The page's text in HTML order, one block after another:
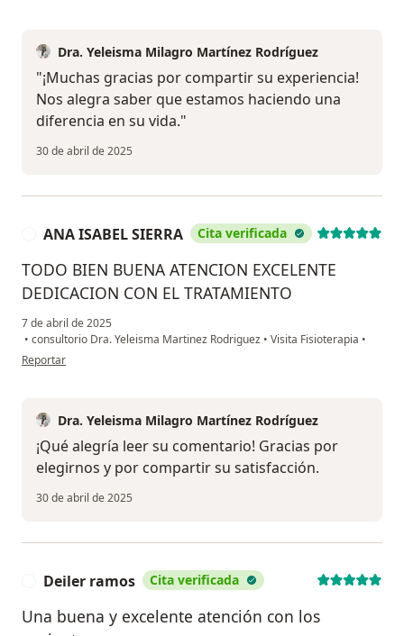
Dra. Yeleisma Milagro Martínez Rodríguez
"¡Muchas gracias por compartir su experiencia!
Nos alegra saber que estamos haciendo una
diferencia en su vida."
30 de abril de 2025
ANA ISABEL SIERRA Cita verificada
TODO BIEN BUENA ATENCION EXCELENTE
DEDICACION CON EL TRATAMIENTO
7 de abril de 2025
• consultorio Dra. Yeleisma Martinez Rodriguez • Visita Fisioterapia •
en opinión del usuario ANA ISABEL SIERRA
Reportar
Dra. Yeleisma Milagro Martínez Rodríguez
¡Qué alegría leer su comentario! Gracias por
elegirnos y por compartir su satisfacción.
30 de abril de 2025
Deiler ramos Cita verificada
Una buena y excelente atención con los